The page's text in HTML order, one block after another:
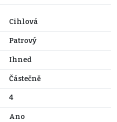
Cihlová
Patrový
Ihned
Částečně
4
Ano